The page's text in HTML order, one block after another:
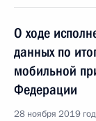
О ходе
данных по
мобильной
Федерации
28 ноября 2019